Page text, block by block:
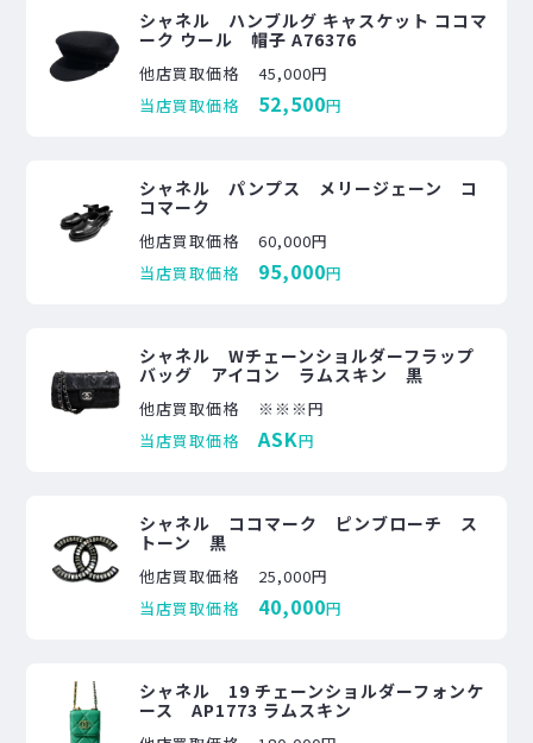
シャネル ハンブルグ キャスケット ココマ
ーク ウール 帽子 A76376
他店買取価格
45,000円
当店買取価格
52,500円
シャネル パンプス メリージェーン コ
コマーク
他店買取価格
60,000円
当店買取価格
95,000円
シャネル Wチェーンショルダーフラップ
バッグ アイコン ラムスキン 黒
他店買取価格
※※※円
当店買取価格
ASK円
シャネル ココマーク ピンブローチ ス
トーン 黒
他店買取価格
25,000円
当店買取価格
40,000円
シャネル 19 チェーンショルダーフォンケ
ース AP1773 ラムスキン